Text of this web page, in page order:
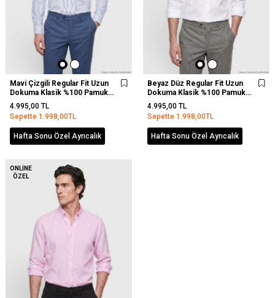
Mavi Çizgili Regular Fit Uzun
Dokuma Klasik %100 Pamuk
Gömlek
4.995,00 TL
Sepette 1.998,00TL
Hafta Sonu Özel Ayrıcalık
Beyaz Düz Regular Fit Uzun
Dokuma Klasik %100 Pamuk
Gömlek
4.995,00 TL
Sepette 1.998,00TL
Hafta Sonu Özel Ayrıcalık
ONLINE
ÖZEL